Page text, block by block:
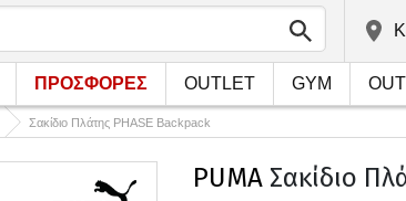
ΠΡΟΣΦΟΡΕΣ OUTLET GYM
Σακίδιο Πλάτης PHASE Backpack
PUMA Σακίδιο